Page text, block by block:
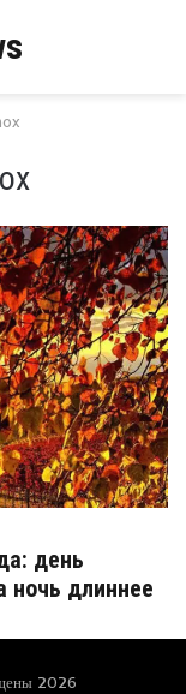
день
ночь длиннее
2026